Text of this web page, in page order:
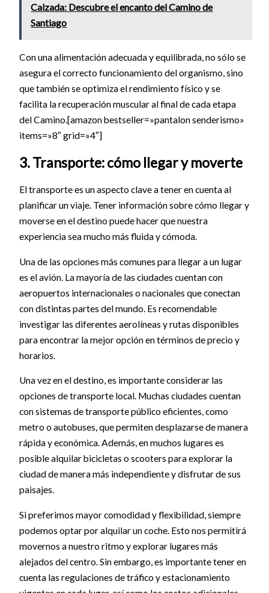
Calzada: Descubre el encanto del Camino de
Santiago
Con una alimentación adecuada y equilibrada, no sólo se
asegura el correcto funcionamiento del organismo, sino
que también se optimiza el rendimiento físico y se
facilita la recuperación muscular al final de cada etapa
del Camino.[amazon bestseller=»pantalon senderismo»
items=»8″ grid=»4″]
3. Transporte: cómo llegar y moverte
El transporte es un aspecto clave a tener en cuenta al
planificar un viaje. Tener información sobre cómo llegar y
moverse en el destino puede hacer que nuestra
experiencia sea mucho más fluida y cómoda.
Una de las opciones más comunes para llegar a un lugar
es el avión. La mayoría de las ciudades cuentan con
aeropuertos internacionales o nacionales que conectan
con distintas partes del mundo. Es recomendable
investigar las diferentes aerolíneas y rutas disponibles
para encontrar la mejor opción en términos de precio y
horarios.
Una vez en el destino, es importante considerar las
opciones de transporte local. Muchas ciudades cuentan
con sistemas de transporte público eficientes, como
metro o autobuses, que permiten desplazarse de manera
rápida y económica. Además, en muchos lugares es
posible alquilar bicicletas o scooters para explorar la
ciudad de manera más independiente y disfrutar de sus
paisajes.
Si preferimos mayor comodidad y flexibilidad, siempre
podemos optar por alquilar un coche. Esto nos permitirá
movernos a nuestro ritmo y explorar lugares más
alejados del centro. Sin embargo, es importante tener en
cuenta las regulaciones de tráfico y estacionamiento